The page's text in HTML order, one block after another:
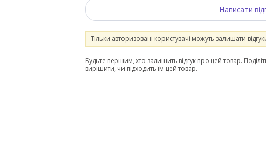
Написати
Тільки авторизовані користувачі можуть залишати
Будьте першим, хто залишить відгук про цей товар.
вирішити, чи підходить їм цей товар.